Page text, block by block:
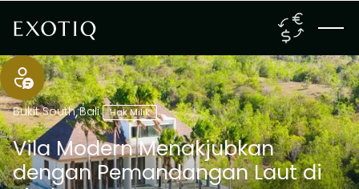
Bukit South,Bali Hak Milik
Vila Modern Menakjubkan
dengan Pemandangan Laut di